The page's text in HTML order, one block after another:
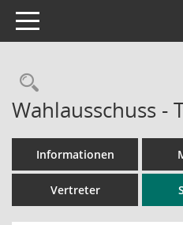
Toggle navigation
Wahlausschuss -
Informationen
Vertreter